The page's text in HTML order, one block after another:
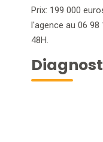
Prix: 199 000
l'agence au 06
48H.